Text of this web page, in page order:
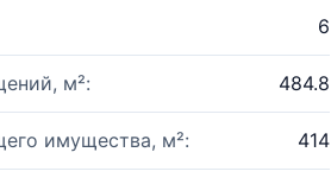
6
м²: 484.8
имущества, м²: 414